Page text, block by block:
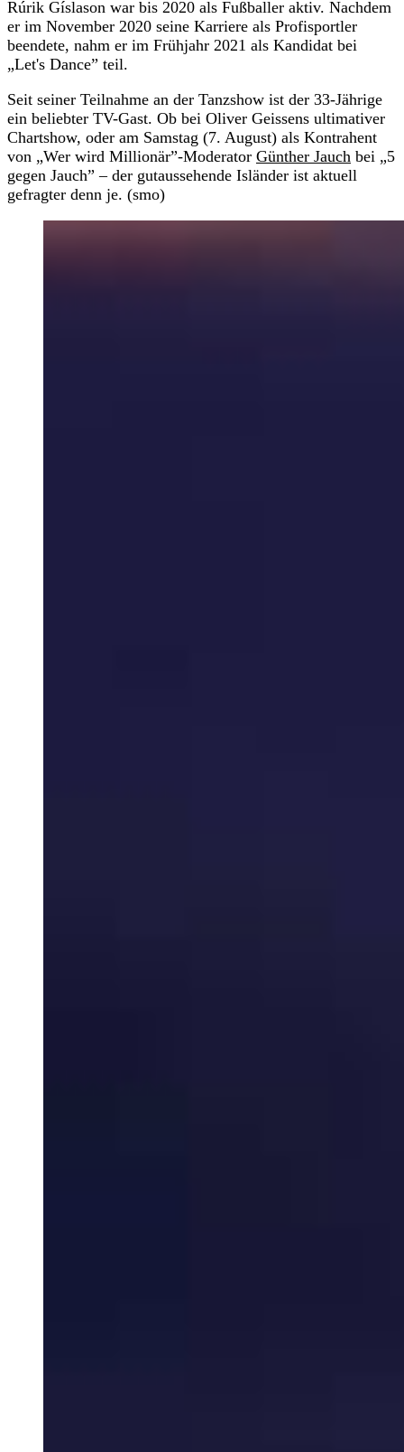
Rúrik Gíslason war bis 2020 als Fußballer aktiv. Nachdem
er im November 2020 seine Karriere als Profisportler
beendete, nahm er im Frühjahr 2021 als Kandidat bei
„Let's Dance” teil.
Seit seiner Teilnahme an der Tanzshow ist der 33-Jährige
ein beliebter TV-Gast. Ob bei Oliver Geissens ultimativer
Chartshow, oder am Samstag (7. August) als Kontrahent
von „Wer wird Millionär”-Moderator Günther Jauch bei „5
gegen Jauch” – der gutaussehende Isländer ist aktuell
gefragter denn je. (smo)